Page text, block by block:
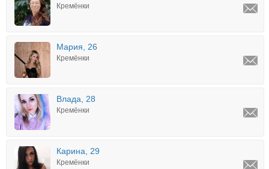
Кремёнки
Мария, 26
Кремёнки
Влада, 28
Кремёнки
Карина, 29
Кремёнки